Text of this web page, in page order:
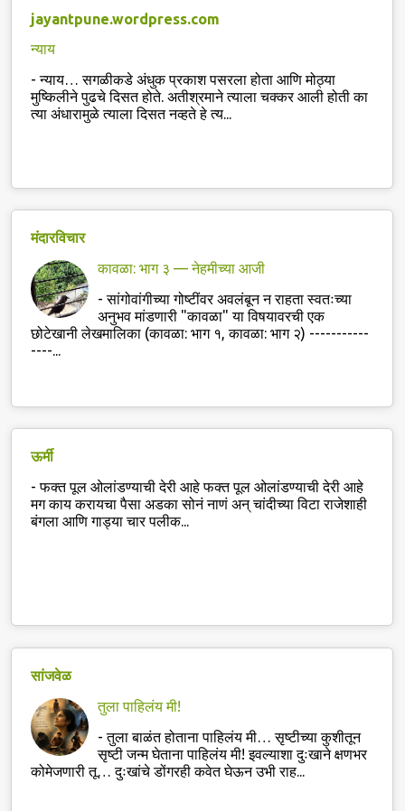
jayantpune.wordpress.com
न्याय
-न्याय… सगळीकडे अंधुक प्रकाश पसरला होता आणि मोठ्या
मुष्किलीने पुढचे दिसत होते. अतीश्रमाने त्याला चक्कर आली होती का
त्या अंधारामुळे त्याला दिसत नव्हते हे त्य...
मंदारविचार
कावळा: भाग ३ — नेहमीच्या आजी
-सांगोवांगीच्या गोष्टींवर अवलंबून न राहता स्वतःच्या
अनुभव मांडणारी "कावळा" या विषयावरची एक
छोटेखानी लेखमालिका (कावळा: भाग १, कावळा: भाग २) -----------
----...
ऊर्मी
-फक्त पूल ओलांडण्याची देरी आहे फक्त पूल ओलांडण्याची देरी आहे
मग काय करायचा पैसा अडका सोनं नाणं अन् चांदीच्या विटा राजेशाही
बंगला आणि गाड्या चार पलीक...
सांजवेळ
तुला पाहिलंय मी!
-तुला बाळंत होताना पाहिलंय मी… सृष्टीच्या कुशीतून
सृष्टी जन्म घेताना पाहिलंय मी! इवल्याशा दुःखाने क्षणभर
कोमेजणारी तू… दुःखांचे डोंगरही कवेत घेऊन उभी राह...